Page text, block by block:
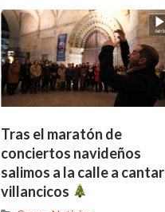
Tras el maratón de
conciertos navideños
salimos a la calle a cantar
villancicos